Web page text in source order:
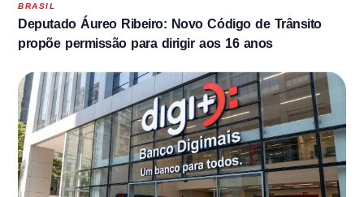
BRASIL
Deputado Áureo Ribeiro: Novo Código de Trânsito
propõe permissão para dirigir aos 16 anos